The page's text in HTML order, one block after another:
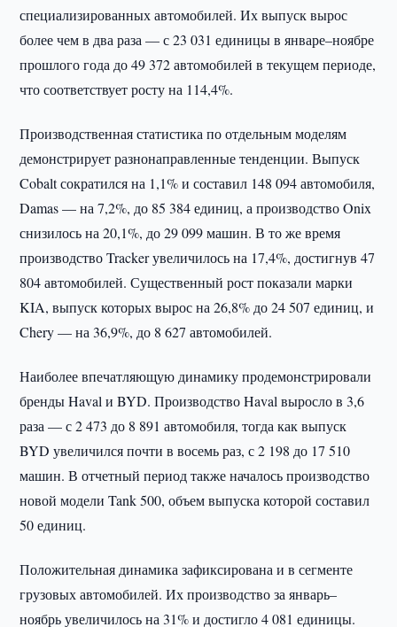
специализированных автомобилей. Их выпуск вырос
более чем в два раза — с 23 031 единицы в январе–ноябре
прошлого года до 49 372 автомобилей в текущем периоде,
что соответствует росту на 114,4%.
Производственная статистика по отдельным моделям
демонстрирует разнонаправленные тенденции. Выпуск
Cobalt сократился на 1,1% и составил 148 094 автомобиля,
Damas — на 7,2%, до 85 384 единиц, а производство Onix
снизилось на 20,1%, до 29 099 машин. В то же время
производство Tracker увеличилось на 17,4%, достигнув 47
804 автомобилей. Существенный рост показали марки
KIA, выпуск которых вырос на 26,8% до 24 507 единиц, и
Chery — на 36,9%, до 8 627 автомобилей.
Наиболее впечатляющую динамику продемонстрировали
бренды Haval и BYD. Производство Haval выросло в 3,6
раза — с 2 473 до 8 891 автомобиля, тогда как выпуск
BYD увеличился почти в восемь раз, с 2 198 до 17 510
машин. В отчетный период также началось производство
новой модели Tank 500, объем выпуска которой составил
50 единиц.
Положительная динамика зафиксирована и в сегменте
грузовых автомобилей. Их производство за январь–
ноябрь увеличилось на 31% и достигло 4 081 единицы.